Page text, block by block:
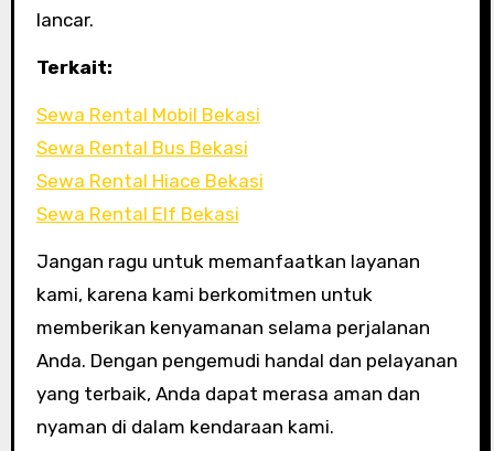
lancar.
Terkait:
Sewa Rental Mobil Bekasi
Sewa Rental Bus Bekasi
Sewa Rental Hiace Bekasi
Sewa Rental Elf Bekasi
Jangan ragu untuk memanfaatkan layanan
kami, karena kami berkomitmen untuk
memberikan kenyamanan selama perjalanan
Anda. Dengan pengemudi handal dan pelayanan
yang terbaik, Anda dapat merasa aman dan
nyaman di dalam kendaraan kami.